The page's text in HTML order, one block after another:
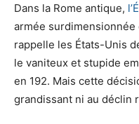
Dans la Rome antique,
armée
rappelle les États-Unis
le vaniteux et stupide
en 192. Mais cette
grandissant ni au déclin